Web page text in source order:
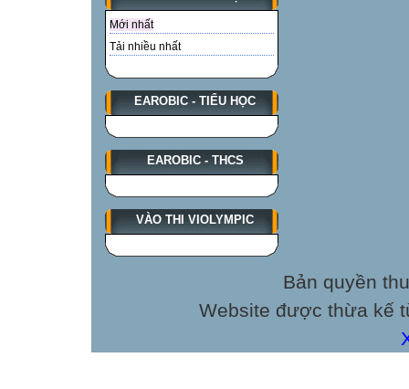
Mới nhất
Tải nhiều nhất
EAROBIC - TIỂU HỌC
EAROBIC - THCS
VÀO THI VIOLYMPIC
Bản quyền
Website được thừa kế